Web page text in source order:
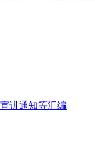
讲通知等汇编